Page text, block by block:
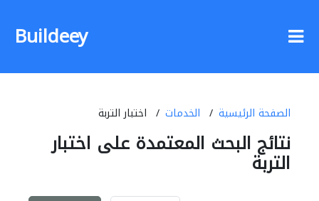
Buildeey
الصفحة الرئيسية الخدمات اختبار التربة
نتائج البحث المعتمدة على اختبار
التربة